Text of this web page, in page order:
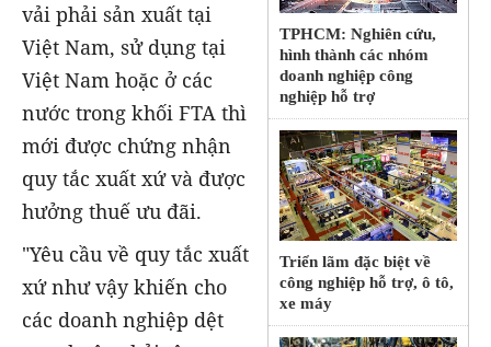
TPHCM: Nghiên cứu,
hình thành các nhóm
doanh nghiệp công
nghiệp hỗ trợ
Triển lãm đặc biệt về
công nghiệp hỗ trợ, ô tô,
xe máy
vải phải sản xuất tại
Việt Nam, sử dụng tại
Việt Nam hoặc ở các
nước trong khối FTA thì
mới được chứng nhận
quy tắc xuất xứ và được
hưởng thuế ưu đãi.
"Yêu cầu về quy tắc xuất
xứ như vậy khiến cho
các doanh nghiệp dệt